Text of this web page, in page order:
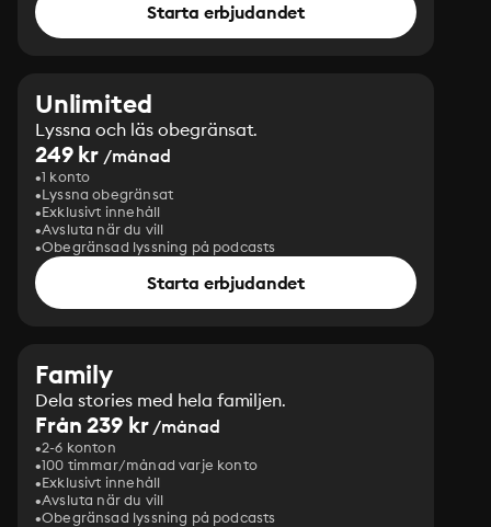
Starta erbjudandet
Unlimited
Lyssna och läs obegränsat.
249 kr /månad
1 konto
Lyssna obegränsat
Exklusivt innehåll
Avsluta när du vill
Obegränsad lyssning på podcasts
Starta erbjudandet
Family
Dela stories med hela familjen.
Från 239 kr/månad
2-6 konton
100 timmar/månad varje konto
Exklusivt innehåll
Avsluta när du vill
Obegränsad lyssning på podcasts